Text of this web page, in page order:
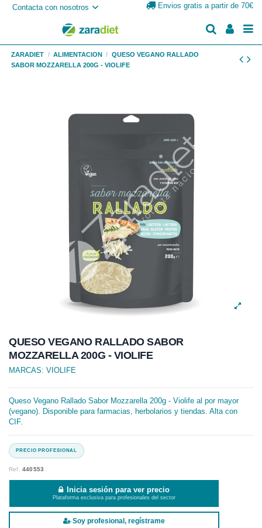
Contacta con nosotros Envios gratis a partir de 70€
ZARADIET ALIMENTACION
QUESO VEGANO RALLADO
SABOR MOZZARELLA 200G - VIOLIFE
QUESO VEGANO RALLADO SABOR
MOZZARELLA 200G - VIOLIFE
MARCAS: VIOLIFE
Queso Vegano Rallado Sabor Mozzarella 200g - Violife al por mayor
(vegano). Disponible para farmacias, herbolarios y tiendas. Alta con
CIF.
Ref.440553
Inicia sesión para ver precio
Plataforma exclusiva para profesionales del sector
Soy profesional, regístrame